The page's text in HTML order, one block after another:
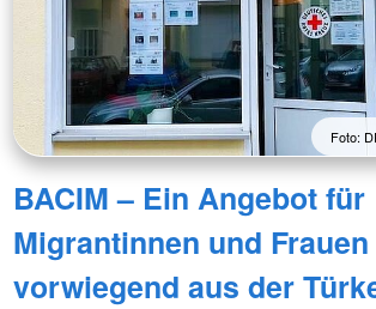
Foto:
BACIM – Ein Angebot für
Migrantinnen und Frauen
vorwiegend aus der